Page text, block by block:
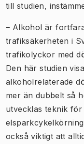
till studien,
– Alkohol är
trafiksäkerheten i
trafikolyckor med
Den här studien
alkoholrelaterade
mer än dubbelt så
utvecklas teknik
också viktigt att